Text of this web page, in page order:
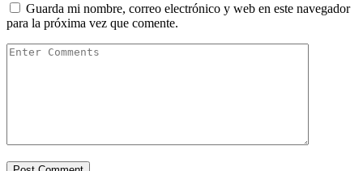
Guarda mi nombre, correo electrónico y web en este navegador
para la próxima vez que comente.